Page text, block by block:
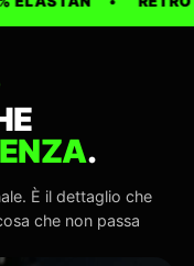
.
È il dettaglio che
che non passa